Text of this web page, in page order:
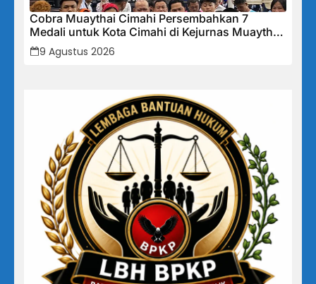
Cobra Muaythai Cimahi Persembahkan 7
Medali untuk Kota Cimahi di Kejurnas Muaythai
Indonesia 2026
9 Agustus 2026